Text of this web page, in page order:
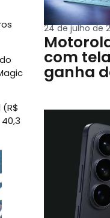
24 de julho de
com
ganha